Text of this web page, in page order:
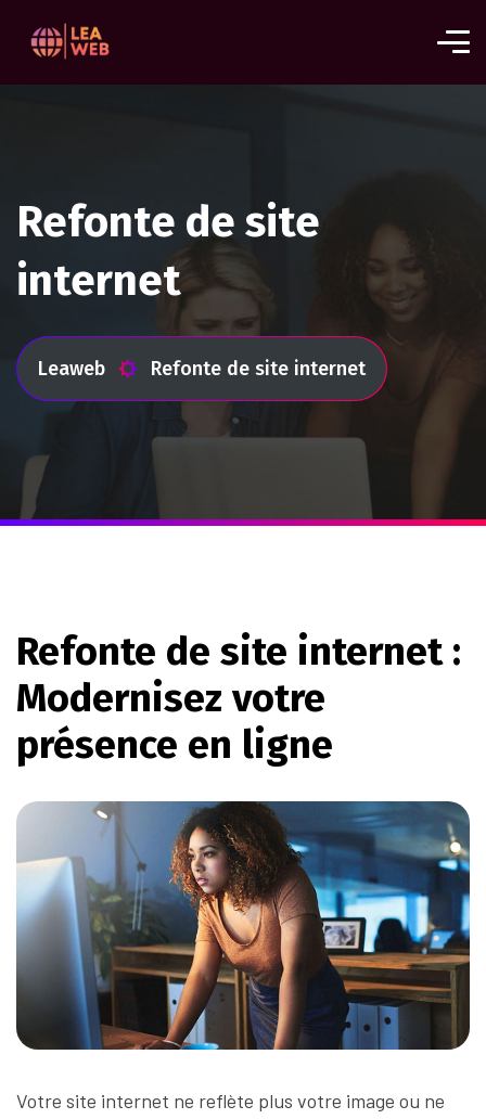
Refonte de site
internet
Leaweb Refonte de site internet
Refonte de site internet :
Modernisez votre
présence en ligne
Votre site internet ne reflète plus votre image ou ne